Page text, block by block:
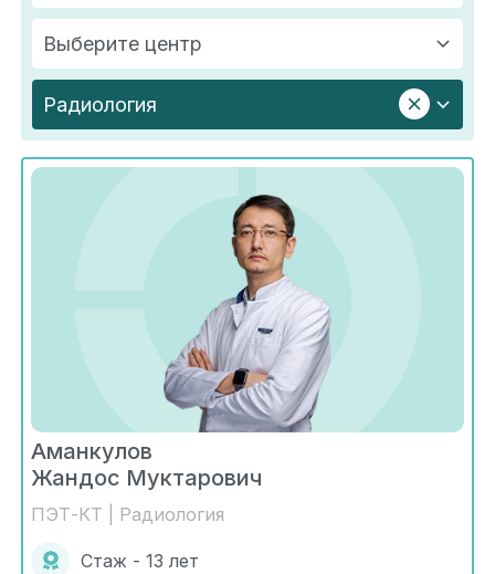
Выберите центр
Радиология
Аманкулов
Жандос Муктарович
ПЭТ-КТ | Радиология
Стаж - 13 лет